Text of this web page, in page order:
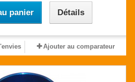
panier Détails
Ajouter au comparateur